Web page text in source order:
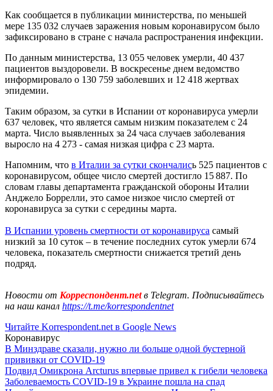
Как сообщается в публикации министерства, по меньшей
мере 135 032 случаев заражения новым коронавирусом было
зафиксировано в стране с начала распространения инфекции.
По данным министерства, 13 055 человек умерли, 40 437
пациентов выздоровели. В воскресенье днем ведомство
информировало о 130 759 заболевших и 12 418 жертвах
эпидемии.
Таким образом, за сутки в Испании от коронавируса умерли
637 человек, что является самым низким показателем с 24
марта. Число выявленных за 24 часа случаев заболевания
выросло на 4 273 - самая низкая цифра с 23 марта.
Напомним, что в Италии за сутки скончались 525 пациентов с
коронавирусом, общее число смертей достигло 15 887. По
словам главы департамента гражданской обороны Италии
Анджело Боррелли, это самое низкое число смертей от
коронавируса за сутки с середины марта.
В Испании уровень смертности от коронавируса самый
низкий за 10 суток – в течение последних суток умерли 674
человека, показатель смертности снижается третий день
подряд.
Новости от Корреспондент.netв Telegram. Подписывайтесь
на наш канал https://t.me/korrespondentnet
Читайте Korrespondent.net в Google News
Коронавирус
В Минздраве сказали, нужно ли больше одной бустерной
прививки от COVID-19
Подвид Омикрона Arcturus впервые привел к гибели человека
Заболеваемость COVID-19 в Украине пошла на спад